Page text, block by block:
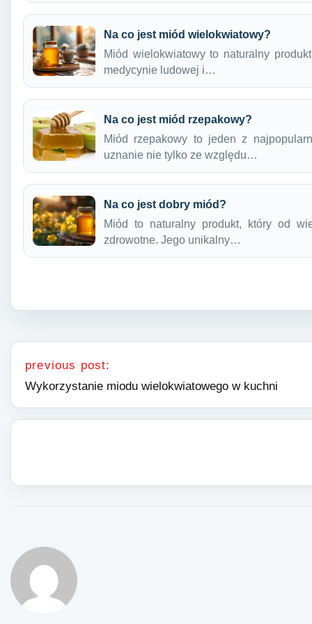
Na co jest miód wielokwiatowy?
Miód wielokwiatowy to naturalny
medycynie ludowej i…
Na co jest miód rzepakowy?
Miód rzepakowy to jeden z
uznanie nie tylko ze względu…
Na co jest dobry miód?
Miód to naturalny produkt, który od
zdrowotne. Jego unikalny…
Nawigacja wpisu
previous post:
Wykorzystanie miodu wielokwiatowego w kuchni